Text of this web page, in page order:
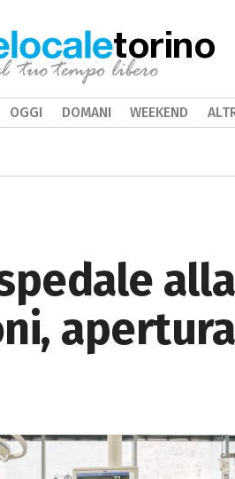
torino
OGGI DOMANI WEEKEND